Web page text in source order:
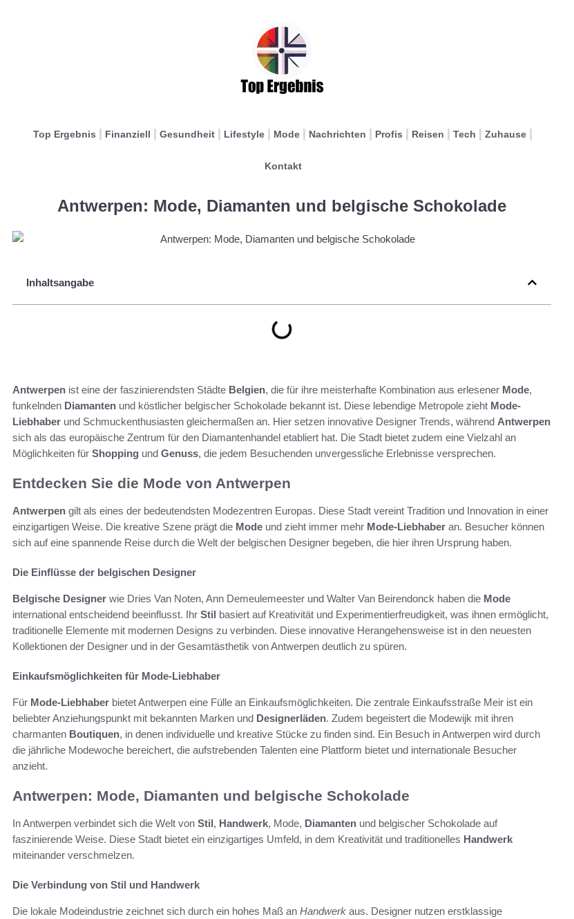
Top Ergebnis Finanziell Gesundheit Lifestyle Mode Nachrichten Profis Reisen Tech Zuhause
Kontakt
Antwerpen: Mode, Diamanten und belgische Schokolade
Inhaltsangabe
Antwerpen ist eine der faszinierendsten Städte Belgien, die für ihre meisterhafte Kombination aus erlesener Mode,
funkelnden Diamanten und köstlicher belgischer Schokolade bekannt ist. Diese lebendige Metropole zieht Mode-
Liebhaber und Schmuckenthusiasten gleichermaßen an. Hier setzen innovative Designer Trends, während Antwerpen
sich als das europäische Zentrum für den Diamantenhandel etabliert hat. Die Stadt bietet zudem eine Vielzahl an
Möglichkeiten für Shopping und Genuss, die jedem Besuchenden unvergessliche Erlebnisse versprechen.
Entdecken Sie die Mode von Antwerpen
Antwerpen gilt als eines der bedeutendsten Modezentren Europas. Diese Stadt vereint Tradition und Innovation in einer
einzigartigen Weise. Die kreative Szene prägt die Mode und zieht immer mehr Mode-Liebhaber an. Besucher können
sich auf eine spannende Reise durch die Welt der belgischen Designer begeben, die hier ihren Ursprung haben.
Die Einflüsse der belgischen Designer
Belgische Designer wie Dries Van Noten, Ann Demeulemeester und Walter Van Beirendonck haben die Mode
international entscheidend beeinflusst. Ihr Stil basiert auf Kreativität und Experimentierfreudigkeit, was ihnen ermöglicht,
traditionelle Elemente mit modernen Designs zu verbinden. Diese innovative Herangehensweise ist in den neuesten
Kollektionen der Designer und in der Gesamtästhetik von Antwerpen deutlich zu spüren.
Einkaufsmöglichkeiten für Mode-Liebhaber
Für Mode-Liebhaber bietet Antwerpen eine Fülle an Einkaufsmöglichkeiten. Die zentrale Einkaufsstraße Meir ist ein
beliebter Anziehungspunkt mit bekannten Marken und Designerläden. Zudem begeistert die Modewijk mit ihren
charmanten Boutiquen, in denen individuelle und kreative Stücke zu finden sind. Ein Besuch in Antwerpen wird durch
die jährliche Modewoche bereichert, die aufstrebenden Talenten eine Plattform bietet und internationale Besucher
anzieht.
Antwerpen: Mode, Diamanten und belgische Schokolade
In Antwerpen verbindet sich die Welt von Stil, Handwerk, Mode, Diamanten und belgischer Schokolade auf
faszinierende Weise. Diese Stadt bietet ein einzigartiges Umfeld, in dem Kreativität und traditionelles Handwerk
miteinander verschmelzen.
Die Verbindung von Stil und Handwerk
Die lokale Modeindustrie zeichnet sich durch ein hohes Maß an Handwerk aus. Designer nutzen erstklassige